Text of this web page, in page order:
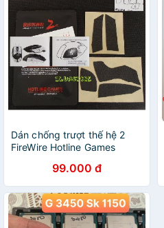
Dán chống trượt thế hệ 2
FireWire Hotline Games
G403 G603 G703 G502
G903 G Pro Wireless
99.000 đ